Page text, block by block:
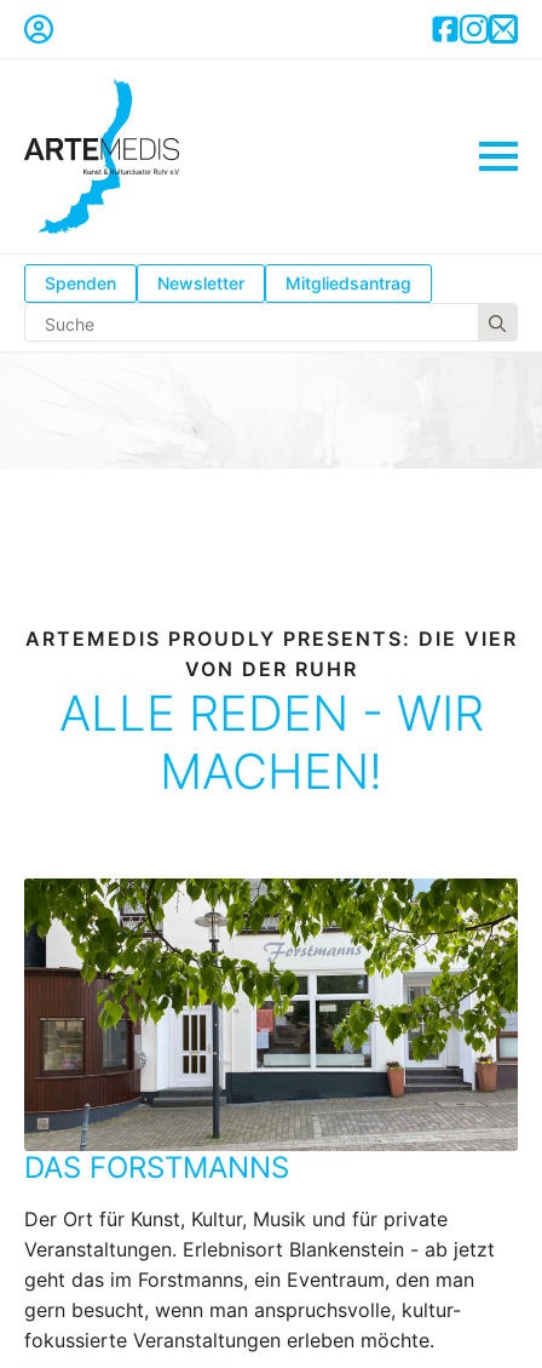
Spenden Newsletter Mitgliedsantrag
ARTEMEDIS PROUDLY PRESENTS: DIE VIER
VON DER RUHR
ALLE REDEN - WIR
MACHEN!
DAS FORSTMANNS
Der Ort für Kunst, Kultur, Musik und für private
Veranstaltungen. Erlebnisort Blankenstein - ab jetzt
geht das im Forstmanns, ein Eventraum, den man
gern besucht, wenn man anspruchsvolle, kultur-
fokussierte Veranstaltungen erleben möchte.